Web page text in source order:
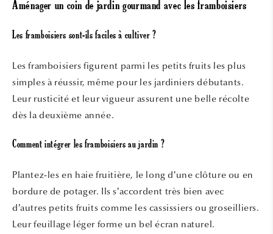
Aménager un coin de jardin gourmand avec les framboisiers
Les framboisiers sont-ils faciles à cultiver ?
Les framboisiers figurent parmi les petits fruits les plus
simples à réussir, même pour les jardiniers débutants.
Leur rusticité et leur vigueur assurent une belle récolte
dès la deuxième année.
Comment intégrer les framboisiers au jardin ?
Plantez-les en haie fruitière, le long d’une clôture ou en
bordure de potager. Ils s’accordent très bien avec
d’autres petits fruits comme les cassissiers ou groseilliers.
Leur feuillage léger forme un bel écran naturel.